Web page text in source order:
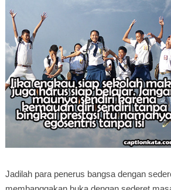
Jadilah para penerus bangsa dengan